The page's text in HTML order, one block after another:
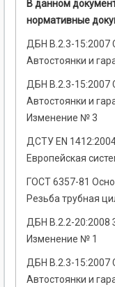
В данном
нормативные
ДБН В.2.3-15:2007
Автостоянки и
ДБН В.2.3-15:2007
Автостоянки и
Изменение № 3
ДСТУ EN
Европейская
ГОСТ 6357-81
Резьба трубная
ДБН В.2.2-20:2008
Изменение № 1
ДБН В.2.3-15:2007
Автостоянки и